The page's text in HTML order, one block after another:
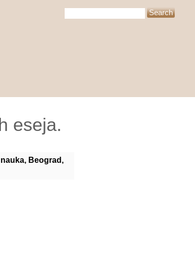
eseja.
Beograd,